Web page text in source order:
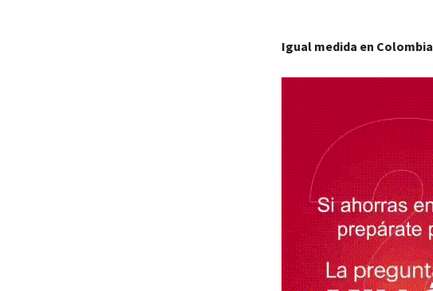
Igual medida en Colombia